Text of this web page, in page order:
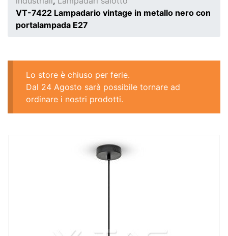
VT-7422 Lampadario vintage in metallo nero con
portalampada E27
Lo store è chiuso per ferie.
Dal 24 Agosto sarà possibile tornare ad
ordinare i nostri prodotti.